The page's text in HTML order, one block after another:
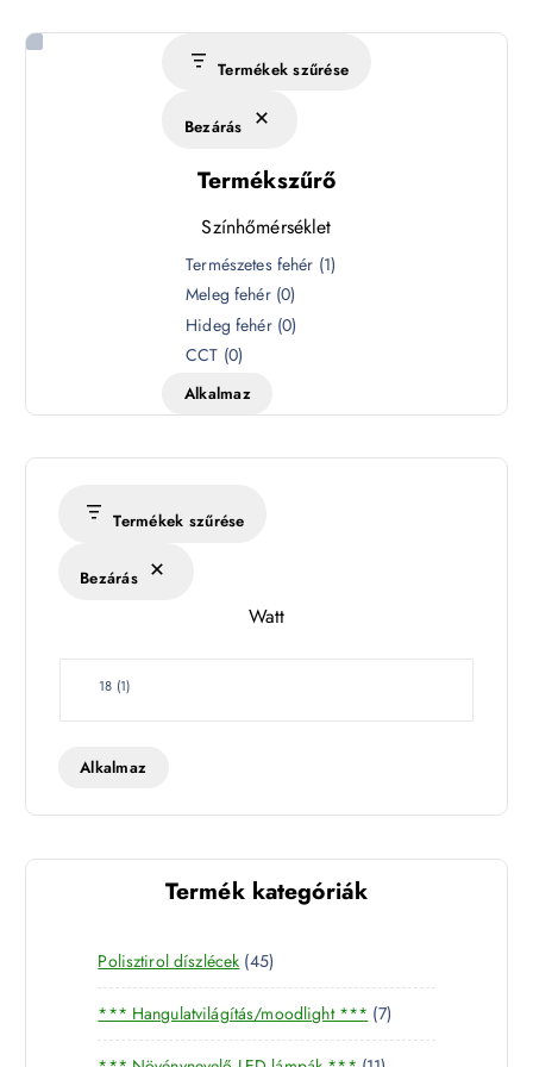
Termékek szűrése
Bezárás
Termékszűrő
Színhőmérséklet
é
s
k
Természetes fehér (1)
Meleg fehér (0)
Hideg fehér (0)
CCT (0)
Alkalmaz
Termékek szűrése
Bezárás
Watt
W
t
18 (1)
Alkalmaz
Termék kategóriák
Polisztirol díszlécek 454
5
t
e
*** Hangulatvilágítás/moodlight *** 77
t